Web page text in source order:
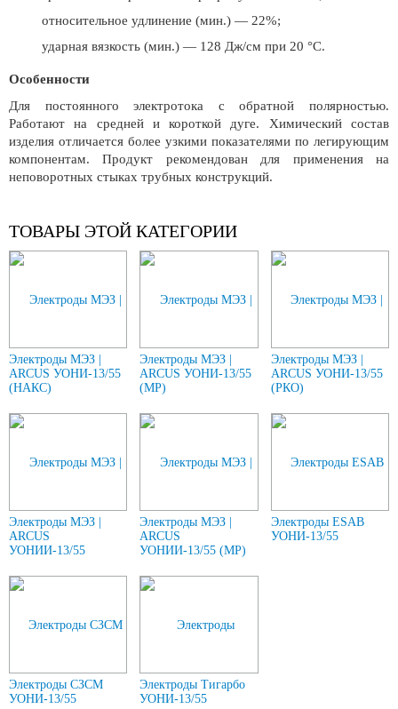
относительное удлинение (мин.) — 22%;
ударная вязкость (мин.) — 128 Дж/см при 20 °C.
Особенности
Для постоянного электротока с обратной полярностью.
Работают на средней и короткой дуге. Химический состав
изделия отличается более узкими показателями по легирующим
компонентам. Продукт рекомендован для применения на
неповоротных стыках трубных конструкций.
ТОВАРЫ ЭТОЙ КАТЕГОРИИ
Электроды МЭЗ |
ARCUS УОНИ-13/55
(НАКС)
Электроды МЭЗ |
ARCUS УОНИ-13/55
(МР)
Электроды МЭЗ |
ARCUS УОНИ-13/55
(РКО)
Электроды МЭЗ |
ARCUS
УОНИИ-13/55
Электроды МЭЗ |
ARCUS
УОНИИ-13/55 (МР)
Электроды ESAB
УОНИ-13/55
Электроды СЗСМ
УОНИ-13/55
Электроды Тигарбо
УОНИ-13/55